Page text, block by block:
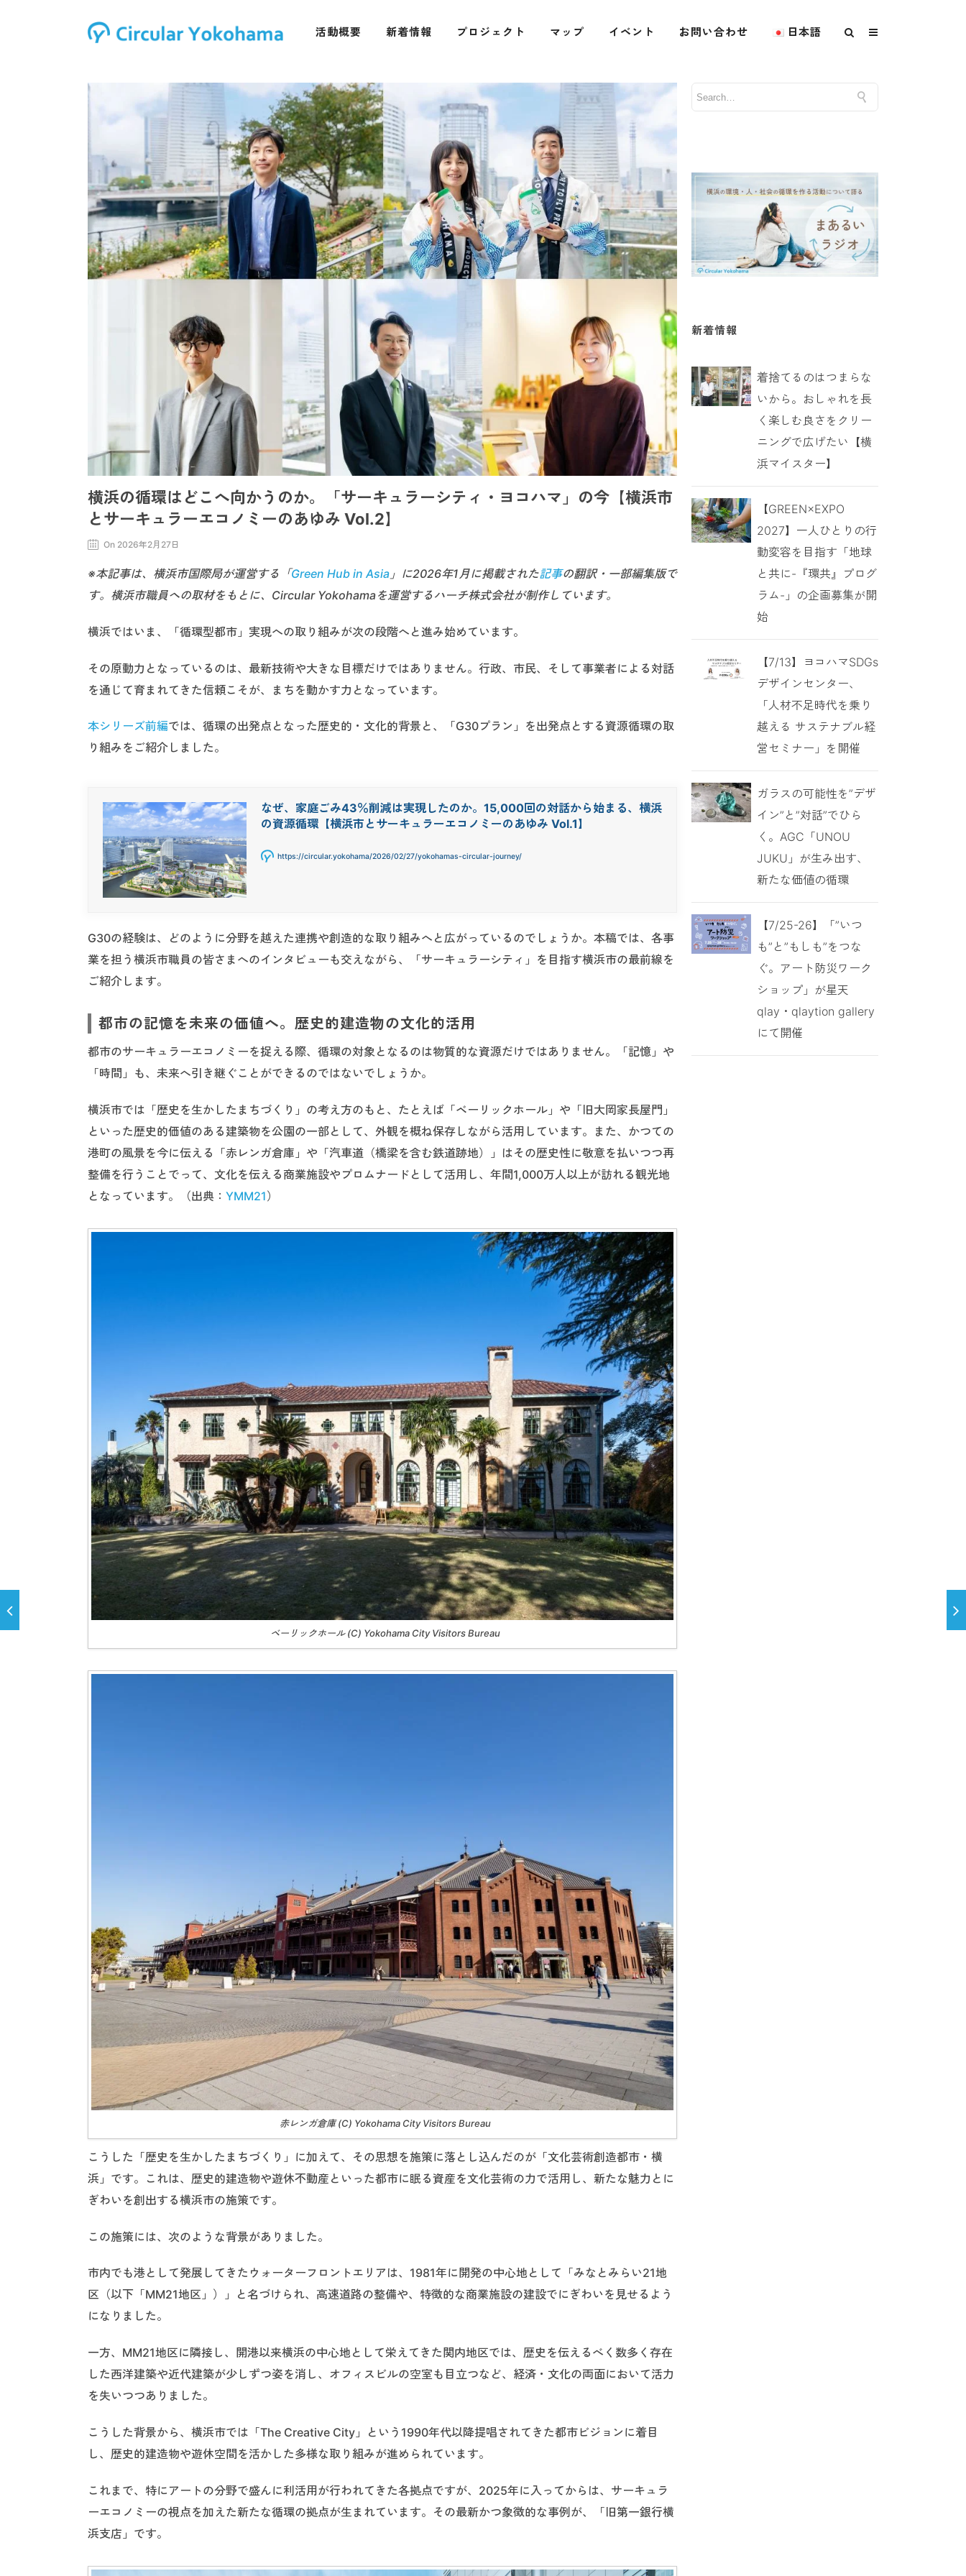
活動概要 新着情報 プロジェクト マップ イベント お問い合わせ 日本語
横浜の循環はどこへ向かうのか。「サーキュラーシティ・ヨコハマ」の今【横浜市
とサーキュラーエコノミーのあゆみ Vol.2】
On 2026年2月27日
※本記事は、横浜市国際局が運営する「Green Hub in Asia 」に2026年1月に掲載された記事の翻訳・一部編集版で
す。横浜市職員への取材をもとに、Circular Yokohamaを運営するハーチ株式会社が制作しています。
横浜ではいま、「循環型都市」実現への取り組みが次の段階へと進み始めています。
その原動力となっているのは、最新技術や大きな目標だけではありません。行政、市民、そして事業者による対話
を通じて育まれてきた信頼こそが、まちを動かす力となっています。
本シリーズ前編では、循環の出発点となった歴史的・文化的背景と、「G30プラン」を出発点とする資源循環の取
り組みをご紹介しました。
なぜ、家庭ごみ43％削減は実現したのか。15,000回の対話から始まる、横浜
の資源循環【横浜市とサーキュラーエコノミーのあゆみ Vol.1】
https://circular.yokohama/2026/02/27/yokohamas-circular-journey/
G30の経験は、どのように分野を越えた連携や創造的な取り組みへと広がっているのでしょうか。本稿では、各事
業を担う横浜市職員の皆さまへのインタビューも交えながら、「サーキュラーシティ」を目指す横浜市の最前線を
ご紹介します。
都市の記憶を未来の価値へ。歴史的建造物の文化的活用
都市のサーキュラーエコノミーを捉える際、循環の対象となるのは物質的な資源だけではありません。「記憶」や
「時間」も、未来へ引き継ぐことができるのではないでしょうか。
横浜市では「歴史を生かしたまちづくり」の考え方のもと、たとえば「ベーリックホール」や「旧大岡家長屋門」
といった歴史的価値のある建築物を公園の一部として、外観を概ね保存しながら活用しています。また、かつての
港町の風景を今に伝える「赤レンガ倉庫」や「汽車道（橋梁を含む鉄道跡地）」はその歴史性に敬意を払いつつ再
整備を行うことでって、文化を伝える商業施設やプロムナードとして活用し、年間1,000万人以上が訪れる観光地
となっています。（出典： YMM21）
ベーリックホール (C) Yokohama City Visitors Bureau
赤レンガ倉庫 (C) Yokohama City Visitors Bureau
こうした「歴史を生かしたまちづくり」に加えて、その思想を施策に落とし込んだのが「文化芸術創造都市・横
浜」です。これは、歴史的建造物や遊休不動産といった都市に眠る資産を文化芸術の力で活用し、新たな魅力とに
ぎわいを創出する横浜市の施策です。
この施策には、次のような背景がありました。
市内でも港として発展してきたウォーターフロントエリアは、1981年に開発の中心地として「みなとみらい21地
区（以下「MM21地区」）」と名づけられ、高速道路の整備や、特徴的な商業施設の建設でにぎわいを見せるよう
になりました。
一方、MM21地区に隣接し、開港以来横浜の中心地として栄えてきた関内地区では、歴史を伝えるべく数多く存在
した西洋建築や近代建築が少しずつ姿を消し、オフィスビルの空室も目立つなど、経済・文化の両面において活力
を失いつつありました。
こうした背景から、横浜市では「The Creative City」という1990年代以降提唱されてきた都市ビジョンに着目
し、歴史的建造物や遊休空間を活かした多様な取り組みが進められています。
これまで、特にアートの分野で盛んに利活用が行われてきた各拠点ですが、2025年に入ってからは、サーキュラ
ーエコノミーの視点を加えた新たな循環の拠点が生まれています。その最新かつ象徴的な事例が、「旧第一銀行横
浜支店」です。
新着情報
着捨てるのはつまらな
いから。おしゃれを長
く楽しむ良さをクリー
ニングで広げたい【横
浜マイスター】
【GREEN×EXPO
2027】一人ひとりの行
動変容を目指す「地球
と共に-『環共』プログ
ラム-」の企画募集が開
始
【7/13】ヨコハマSDGs
デザインセンター、
「人材不足時代を乗り
越える サステナブル経
営セミナー」を開催
ガラスの可能性を”デザ
イン”と”対話”でひら
く。AGC「UNOU
JUKU」が生み出す、
新たな価値の循環
【7/25-26】「”いつ
も”と”もしも”をつな
ぐ。アート防災ワーク
ショップ」が星天
qlay・qlaytion gallery
にて開催